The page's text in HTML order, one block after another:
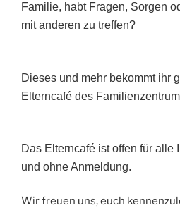
Familie, habt Fragen, Sorgen
mit anderen zu treffen?
Dieses und mehr bekommt ihr
Elterncafé des
Das Elterncafé ist offen für alle
und ohne Anmeldung.
Wir freuen uns, euch